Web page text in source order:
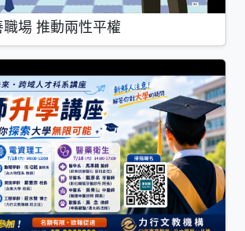
場 推動兩性平權